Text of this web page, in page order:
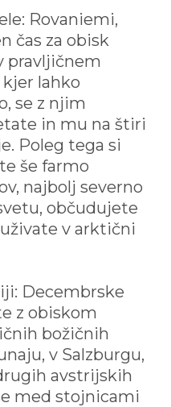
Rovaniemi,
čas za obisk
pravljičnem
lahko
se z njim
in mu na štiri
Poleg tega si
še farmo
najbolj severno
občudujete
v arktični
Decembrske
z obiskom
božičnih
v Salzburgu,
avstrijskih
med stojnicami